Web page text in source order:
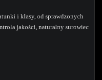
i klasy, od sprawdzonych
jakości, naturalny surowiec